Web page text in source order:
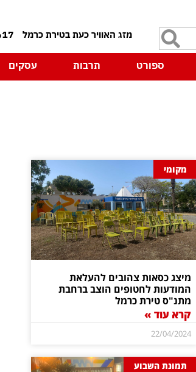
17
ספורט תרבות עסקים
מקומי
מיצג כסאות צהובים להעלאת
המודעות לחטופים הוצב ברחבת
מתנ"ס טירת כרמל
קרא עוד »
22/04/2024
תמונת השבוע